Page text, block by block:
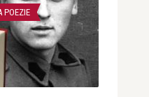
POEZIE